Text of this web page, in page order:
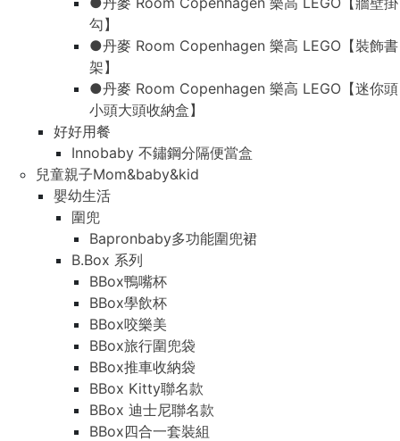
勾】
●丹麥 Room Copenhagen 樂高 LEGO【裝飾書
架】
●丹麥 Room Copenhagen 樂高 LEGO【迷你頭
小頭大頭收納盒】
好好用餐
Innobaby 不鏽鋼分隔便當盒
兒童親子Mom&baby&kid
嬰幼生活
圍兜
Bapronbaby多功能圍兜裙
B.Box 系列
BBox鴨嘴杯
BBox學飲杯
BBox咬樂美
BBox旅行圍兜袋
BBox推車收納袋
BBox Kitty聯名款
BBox 迪士尼聯名款
BBox四合一套裝組